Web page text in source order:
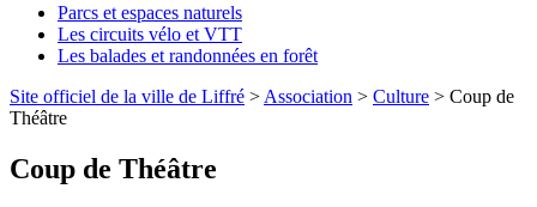
Parcs et espaces naturels
Les circuits vélo et VTT
Les balades et randonnées en forêt
Site officiel de la ville de Liffré > Association > Culture > Coup de
Théâtre
Coup de Théâtre